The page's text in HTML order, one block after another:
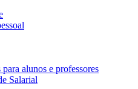
alunos e professores
Salarial